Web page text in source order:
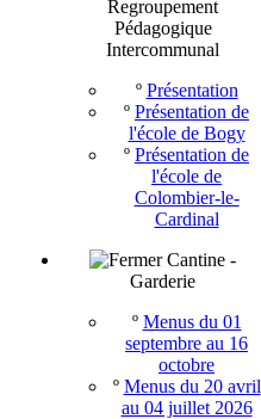
Regroupement
Pédagogique
Intercommunal
º Présentation
º Présentation de
l'école de Bogy
º Présentation de
l'école de
Colombier-le-
Cardinal
Cantine -
Garderie
º Menus du 01
septembre au 16
octobre
º Menus du 20 avril
au 04 juillet 2026